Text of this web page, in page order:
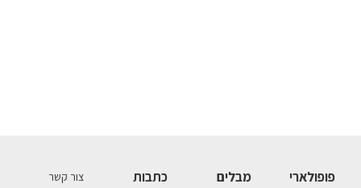
פופולארי
מבלים
כתבות
צור קשר